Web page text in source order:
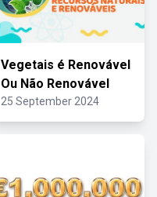
Vegetais é Renovável
Ou Não Renovável
25 September 2024